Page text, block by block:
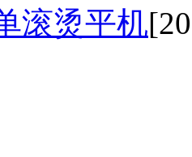
滚烫平机